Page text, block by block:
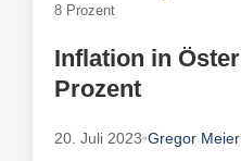
8 Prozent
Inflation in
Prozent
20. Juli 2023•Gregor Meier